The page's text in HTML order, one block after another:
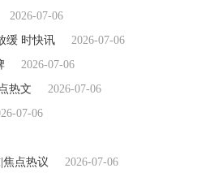
2026-07-06
缓 时快讯
2026-07-06
2026-07-06
热文
2026-07-06
07-06
焦点热议
2026-07-06